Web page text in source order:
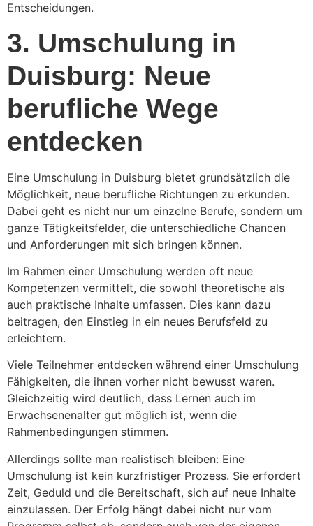
Entscheidungen.
3. Umschulung in
Duisburg: Neue
berufliche Wege
entdecken
Eine Umschulung in Duisburg bietet grundsätzlich die
Möglichkeit, neue berufliche Richtungen zu erkunden.
Dabei geht es nicht nur um einzelne Berufe, sondern um
ganze Tätigkeitsfelder, die unterschiedliche Chancen
und Anforderungen mit sich bringen können.
Im Rahmen einer Umschulung werden oft neue
Kompetenzen vermittelt, die sowohl theoretische als
auch praktische Inhalte umfassen. Dies kann dazu
beitragen, den Einstieg in ein neues Berufsfeld zu
erleichtern.
Viele Teilnehmer entdecken während einer Umschulung
Fähigkeiten, die ihnen vorher nicht bewusst waren.
Gleichzeitig wird deutlich, dass Lernen auch im
Erwachsenenalter gut möglich ist, wenn die
Rahmenbedingungen stimmen.
Allerdings sollte man realistisch bleiben: Eine
Umschulung ist kein kurzfristiger Prozess. Sie erfordert
Zeit, Geduld und die Bereitschaft, sich auf neue Inhalte
einzulassen. Der Erfolg hängt dabei nicht nur vom